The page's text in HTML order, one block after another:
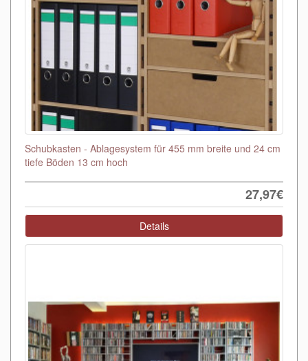
Schubkasten - Ablagesystem für 455 mm breite und 24 cm
tiefe Böden 13 cm hoch
27,97€
Details